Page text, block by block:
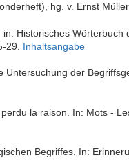
hg. v. Ernst
Historisches Wörterbuch
29. Inhaltsangabe
Untersuchung der
la raison. In: Mots -
Begriffes. In: